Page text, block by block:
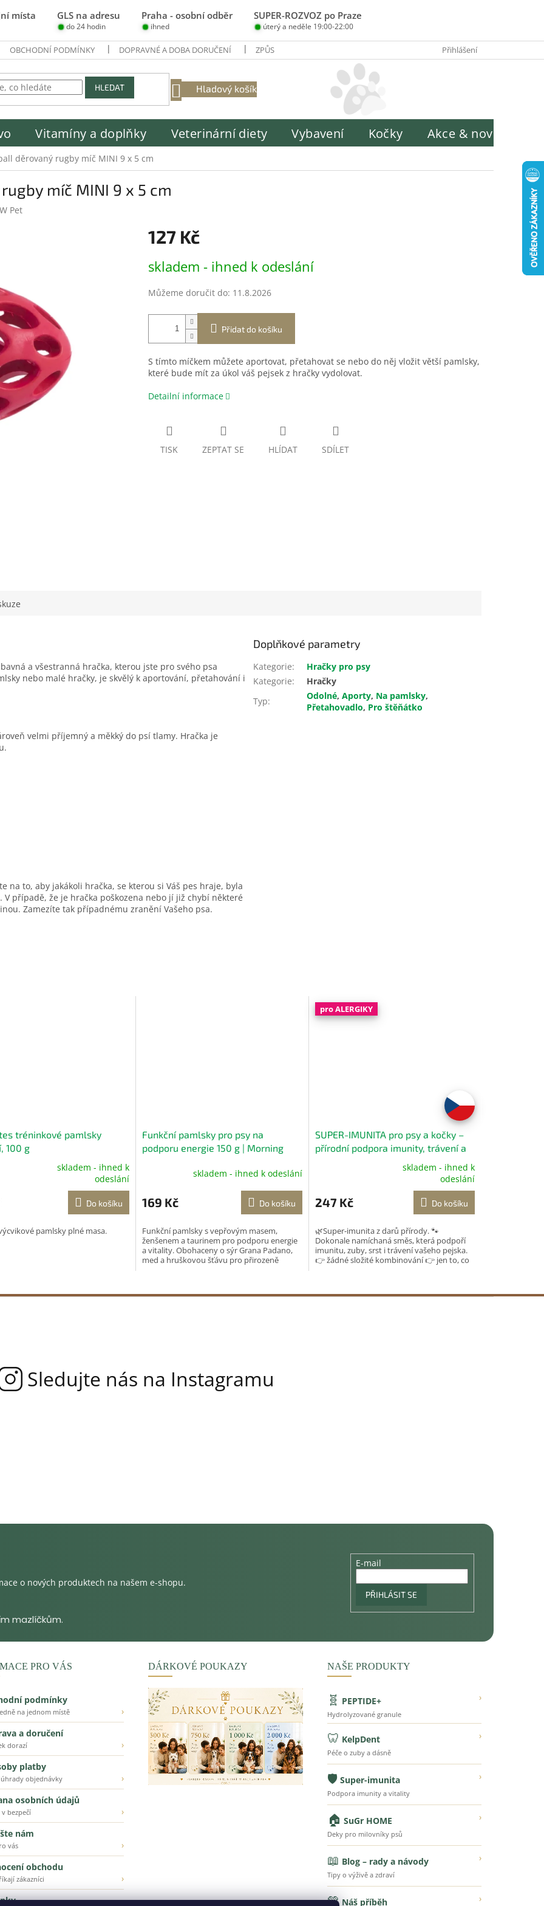
místa GLS na adresu Praha - osobní odběr SUPER-ROZVOZ po Praze
do 24 hodin ihned úterý a neděle 19:00-22:00
OBCHODNÍ PODMÍNKY DOPRAVNÉ A DOBA DORUČENÍ ZPŮSOBY PLATBY INFORMACE O ZPRACOVÁNÍ OSOBNÍCH ÚDAJŮ
Přihlášení
HLEDAT
NÁKUPNÍ
Hladový košík
Vitamíny a doplňky Veterinární diety Vybavení Kočky Akce & novinky
děrovaný rugby míč MINI 9 x 5 cm
míč MINI 9 x 5 cm
Pet
127 Kč
cena:
skladem - ihned k odeslání
Můžeme doručit do: 11.8.2026
Přidat do košíku
S tímto míčkem můžete aportovat, přetahovat se nebo do něj vložit větší pamlsky,
které bude mít za úkol váš pejsek z hračky vydolovat.
Detailní informace
TISK ZEPTAT SE HLÍDAT SDÍLET
a všestranná hračka, kterou jste pro svého psa
nebo malé hračky, je skvělý k aportování, přetahování i
velmi příjemný a měkký do psí tlamy. Hračka je
na to, aby jakákoli hračka, se kterou si Váš pes hraje, byla
případě, že je hračka poškozena nebo jí již chybí některé
Zamezíte tak případnému zranění Vašeho psa.
Doplňkové parametry
Kategorie:
Hračky pro psy
Kategorie:
Hračky
Typ: Odolné,Aporty, Na pamlsky,
Přetahovadlo, Pro štěňátko
tréninkové pamlsky
100 g
skladem - ihned k
odeslání
Do košíku
pamlsky plné masa.
Funkční pamlsky pro psy na
podporu energie 150 g | Morning
skladem - ihned k odeslání
169 Kč Do košíku
Funkční pamlsky s vepřovým masem,
ženšenem a taurinem pro podporu energie
a vitality. Obohaceny o sýr Grana Padano,
med a hruškovou šťávu pro přirozeně
pro ALERGIKY
SUPER-IMUNITA pro psy a kočky –
přírodní podpora imunity, trávení a
produktu
je
z
5
hvězdiček.
skladem - ihned k
odeslání
247 Kč Do košíku
🌿Super-imunita z darů přírody. 🐾
Dokonale namíchaná směs, která podpoří
imunitu, zuby, srst i trávení vašeho pejska.
👉 žádné složité kombinování 👉 jen to, co
o nových produktech na našem e-shopu.
E-mail
PŘIHLÁSIT SE
PRO VÁS
podmínky
na jednom místě
›
a doručení
dorazí
›
platby
objednávky
›
osobních údajů
v bezpečí
›
nám
vás
›
obchodu
zákazníci
›
DÁRKOVÉ POUKAZY NAŠE PRODUKTY
🧬 PEPTIDE+ ›
Hydrolyzované granule
🦷 KelpDent ›
Péče o zuby a dásně
🛡️ Super-imunita ›
Podpora imunity a vitality
🏠 SuGr HOME ›
Deky pro milovníky psů
📖 Blog – rady a návody ›
Tipy o výživě a zdraví
💚 Náš příběh ›